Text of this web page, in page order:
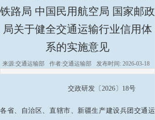
铁路局 中国民用航空局 国家邮政
局关于健全交通运输行业信用体
系的实施意见
来源:交通运输部 作者:交通运输部 发布时间: 2026-03-18
交政研发〔 2026〕18号
各省、自治区、直辖市、新疆生产建设兵团交通运